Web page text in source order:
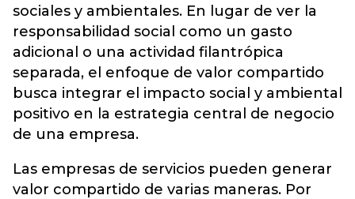
sociales y ambientales. En lugar de ver la
responsabilidad social como un gasto
adicional o una actividad filantrópica
separada, el enfoque de valor compartido
busca integrar el impacto social y ambiental
positivo en la estrategia central de negocio
de una empresa.
Las empresas de servicios pueden generar
valor compartido de varias maneras. Por